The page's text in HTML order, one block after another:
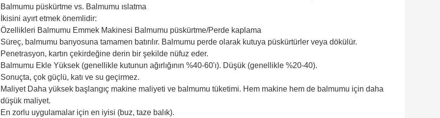
Balmumu püskürtme vs. Balmumu ıslatma
İkisini ayırt etmek önemlidir:
Özellikleri Balmumu Emmek Makinesi Balmumu püskürtme/Perde kaplama
Süreç, balmumu banyosuna tamamen batırılır. Balmumu perde olarak kutuya püskürtürler veya dökülür.
Penetrasyon, kartın çekirdeğine derin bir şekilde nüfuz eder.
Balmumu Ekle Yüksek (genellikle kutunun ağırlığının %40-60'ı). Düşük (genellikle %20-40).
Sonuçta, çok güçlü, katı ve su geçirmez.
Maliyet Daha yüksek başlangıç makine maliyeti ve balmumu tüketimi. Hem makine hem de balmumu için daha
düşük maliyet.
En zorlu uygulamalar için en iyisi (buz, taze balık).